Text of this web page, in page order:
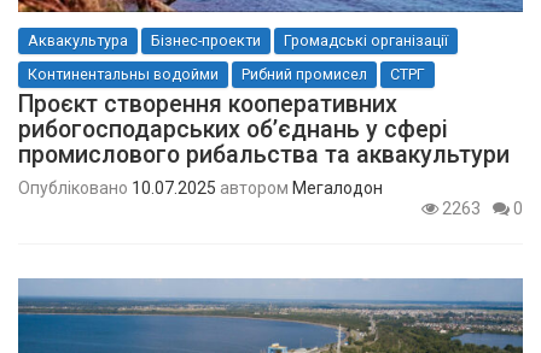
Аквакультура Бізнес-проекти
Громадські організації
Континентальны водойми
Рибний промисел СТРГ
Проєкт створення кооперативних
рибогосподарських об’єднань у сфері
промислового рибальства та аквакультури
Опубліковано 10.07.2025 автором Мегалодон
2263
0